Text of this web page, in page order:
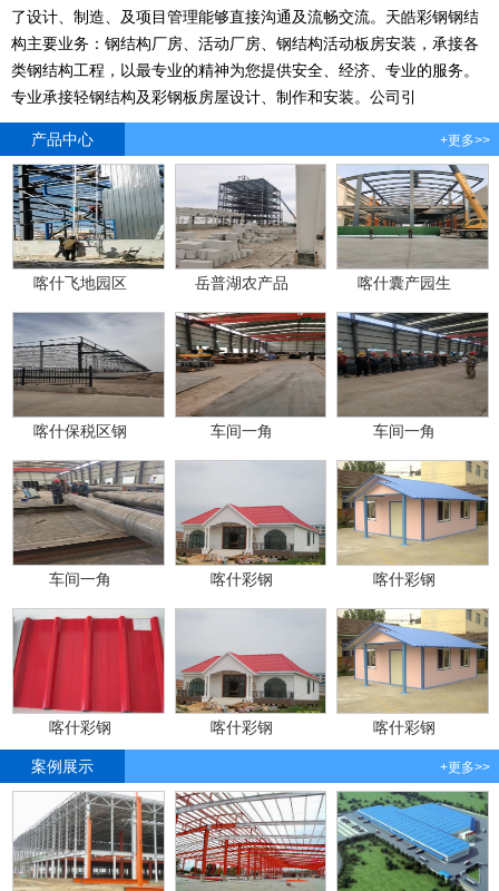
了设计、制造、及项目管理能够直接沟通及流畅交流。天皓彩钢钢结
构主要业务：钢结构厂房、活动厂房、钢结构活动板房安装，承接各
类钢结构工程，以最专业的精神为您提供安全、经济、专业的服务。
专业承接轻钢结构及彩钢板房屋设计、制作和安装。公司引
产品中心 +更多>>
喀什飞地园区 岳普湖农产品 喀什囊产园生
喀什保税区钢 车间一角 车间一角
车间一角 喀什彩钢 喀什彩钢
喀什彩钢 喀什彩钢 喀什彩钢
案例展示 +更多>>